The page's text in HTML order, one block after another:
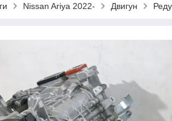
Nissan Ariya 2022- Двигун